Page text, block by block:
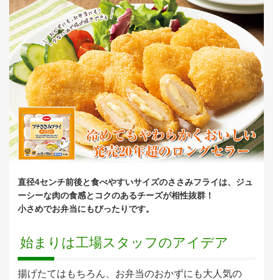
直径4センチ前後と食べやすいサイズのささみフライは、 ジュ
ーシーな肉の食感とコクのあるチーズが相性抜群！
小さめでお弁当にもぴったりです。
始まりは工場スタッフのアイデア
揚げたてはもちろん、お弁当のおかずにも大人気の